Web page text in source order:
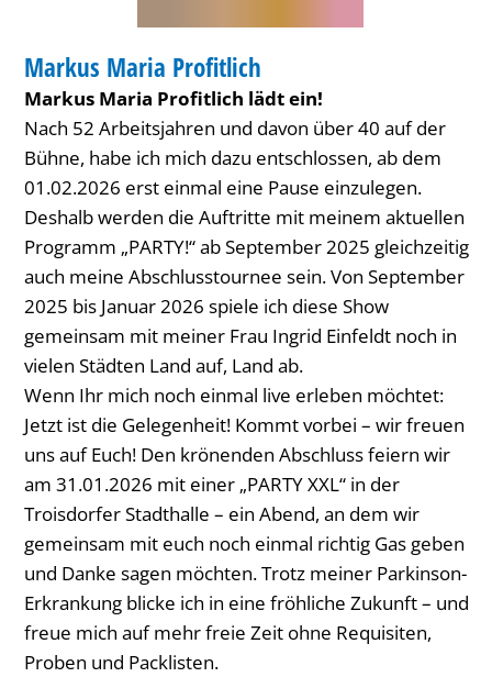
KATEGORIE: COMEDY
Markus Maria Profitlich
Markus Maria Profitlich lädt ein!
Nach 52 Arbeitsjahren und davon über 40 auf der
Bühne, habe ich mich dazu entschlossen, ab dem
01.02.2026 erst einmal eine Pause einzulegen.
Deshalb werden die Auftritte mit meinem aktuellen
Programm „PARTY!“ ab September 2025 gleichzeitig
auch meine Abschlusstournee sein. Von September
2025 bis Januar 2026 spiele ich diese Show
gemeinsam mit meiner Frau Ingrid Einfeldt noch in
vielen Städten Land auf, Land ab.
Wenn Ihr mich noch einmal live erleben möchtet:
Jetzt ist die Gelegenheit! Kommt vorbei – wir freuen
uns auf Euch! Den krönenden Abschluss feiern wir
am 31.01.2026 mit einer „PARTY XXL“ in der
Troisdorfer Stadthalle – ein Abend, an dem wir
gemeinsam mit euch noch einmal richtig Gas geben
und Danke sagen möchten. Trotz meiner Parkinson-
Erkrankung blicke ich in eine fröhliche Zukunft – und
freue mich auf mehr freie Zeit ohne Requisiten,
Proben und Packlisten.